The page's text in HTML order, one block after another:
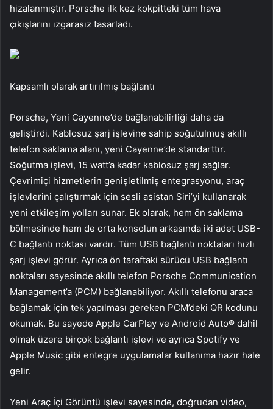
hizalanmıştır. Porsche ilk kez kokpitteki tüm hava
çıkışlarını ızgarasız tasarladı.
Kapsamlı olarak artırılmış bağlantı
Porsche, Yeni Cayenne’de bağlanabilirliği daha da
geliştirdi. Kablosuz şarj işlevine sahip soğutulmuş akıllı
telefon saklama alanı, yeni Cayenne’de standarttır.
Soğutma işlevi, 15 watt’a kadar kablosuz şarj sağlar.
Çevrimiçi hizmetlerin genişletilmiş entegrasyonu, araç
işlevlerini çalıştırmak için sesli asistan Siri’yi kullanarak
yeni etkileşim yolları sunar. Ek olarak, hem ön saklama
bölmesinde hem de orta konsolun arkasında iki adet USB-
C bağlantı noktası vardır. Tüm USB bağlantı noktaları hızlı
şarj işlevi görür. Ayrıca ön taraftaki sürücü USB bağlantı
noktaları sayesinde akıllı telefon Porsche Communication
Management’a (PCM) bağlanabiliyor. Akıllı telefonu araca
bağlamak için tek yapılması gereken PCM’deki QR kodunu
okumak. Bu sayede Apple CarPlay ve Android Auto® dahil
olmak üzere birçok bağlantı işlevi ve ayrıca Spotify ve
Apple Music gibi entegre uygulamalar kullanıma hazır hale
gelir.
Yeni Araç İçi Görüntü işlevi sayesinde, doğrudan video,